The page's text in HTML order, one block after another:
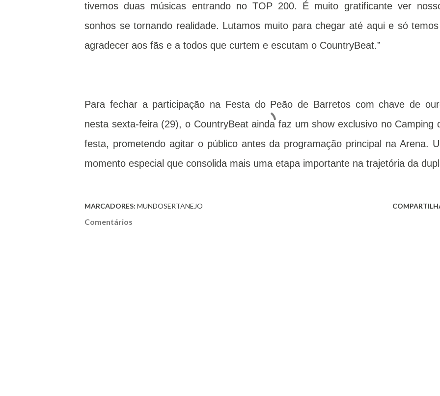
tivemos duas músicas entrando no TOP 200. É muito gratificante ver
sonhos se tornando realidade. Lutamos muito para chegar até aqui e só
agradecer aos fãs e a todos que curtem e escutam o CountryBeat.”
Para fechar a participação na Festa do Peão de Barretos com chave de
nesta sexta-feira (29), o CountryBeat ainda faz um show exclusivo no Camping
festa, prometendo agitar o público antes da programação principal na Arena.
momento especial que consolida mais uma etapa importante na trajetória da
MARCADORES: MUNDOSERTANEJO
Comentários